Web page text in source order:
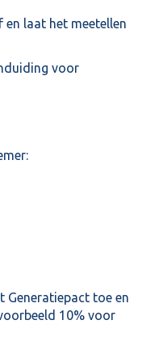
en laat het meetellen
voor
Generatiepact toe en
10% voor